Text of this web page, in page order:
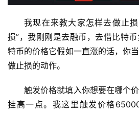
我现在来教大家怎样去做止
损”，我刚刚是去融币，去借比特
特币的价格它假如一直涨的话，你
做止损的动作。
触发价格就填入你想要在哪个
挂高一点。我这里触发价格